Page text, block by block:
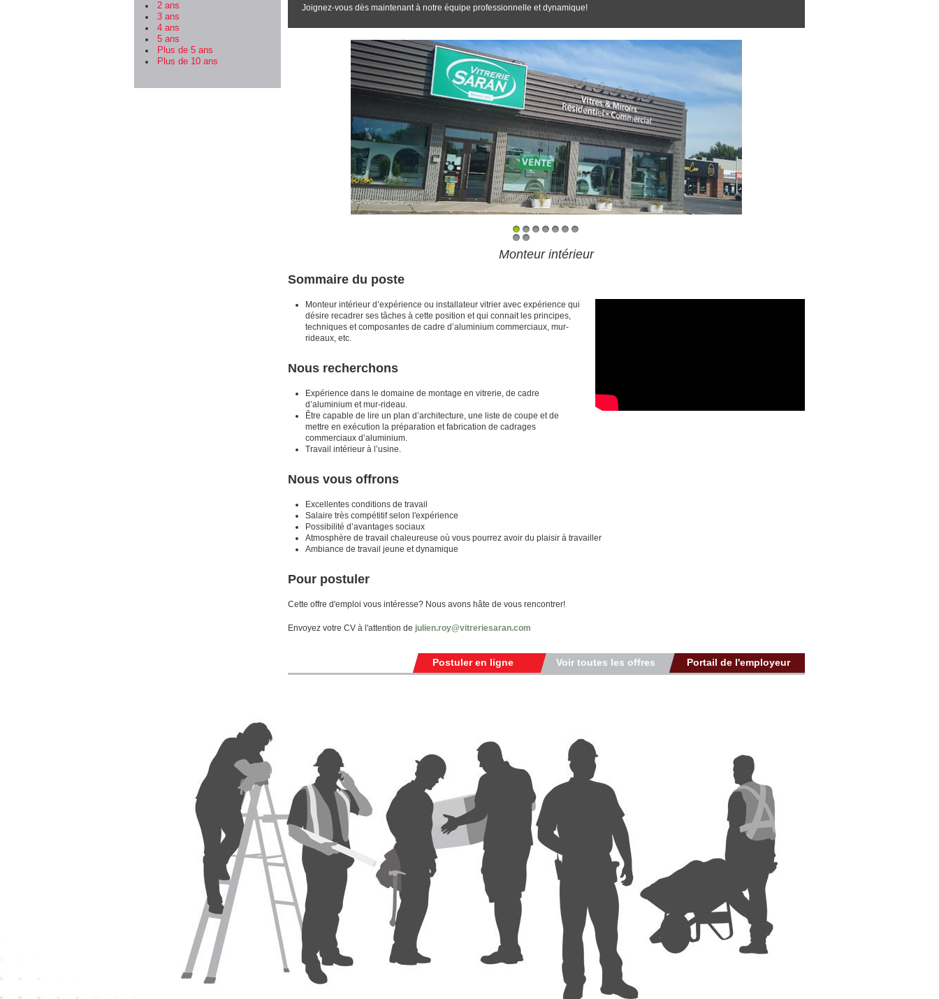
2 ans
3 ans
4 ans
5 ans
Plus de 5 ans
Plus de 10 ans
Joignez-vous dès maintenant à notre équipe professionnelle et dynamique!
1 2
Monteur intérieur
Sommaire du poste
Monteur intérieur d’expérience ou installateur vitrier avec expérience qui
désire recadrer ses tâches à cette position et qui connait les principes,
techniques et composantes de cadre d’aluminium commerciaux, mur-
rideaux, etc.
Nous recherchons
Expérience dans le domaine de montage en vitrerie, de cadre
d’aluminium et mur-rideau.
Être capable de lire un plan d’architecture, une liste de coupe et de
mettre en exécution la préparation et fabrication de cadrages
commerciaux d’aluminium.
Travail intérieur à l’usine.
Nous vous offrons
Excellentes conditions de travail
Salaire très compétitif selon l'expérience
Possibilité d’avantages sociaux
Atmosphère de travail chaleureuse où vous pourrez avoir du plaisir à travailler
Ambiance de travail jeune et dynamique
Pour postuler
Cette offre d'emploi vous intéresse? Nous avons hâte de vous rencontrer!
Envoyez votre CV à l'attention de julien.roy@vitreriesaran.com
Portail de l'employeur
Voir toutes les offres
Postuler en ligne